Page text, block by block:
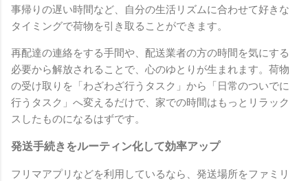
事帰りの遅い時間など、自分の生活リズムに合わせて好きな
タイミングで荷物を引き取ることができます。
再配達の連絡をする手間や、配送業者の方の時間を気にする
必要から解放されることで、心のゆとりが生まれます。荷物
の受け取りを「わざわざ行うタスク」から「日常のついでに
行うタスク」へ変えるだけで、家での時間はもっとリラック
スしたものになるはずです。
発送手続きをルーティン化して効率アップ
フリマアプリなどを利用しているなら、発送場所をファミリ